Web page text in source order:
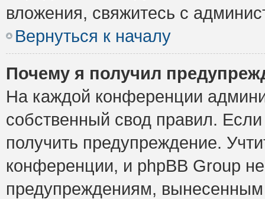
вложения, свяжитесь с
Вернуться к началу
Почему я получил
На каждой конференции
собственный свод правил.
получить предупреждение.
конференции, и phpBB Group
предупреждениям,